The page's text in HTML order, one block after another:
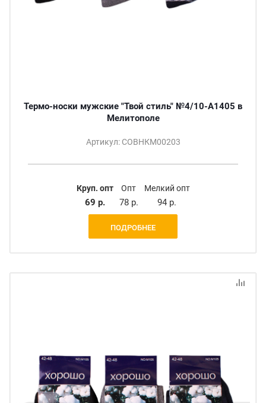
Термо-носки мужские "Твой стиль" №4/10-A1405 в
Мелитополе
Артикул: СОВНКМ00203
Круп. опт
69 р.
Опт
78 р.
Мелкий опт
94 р.
ПОДРОБНЕЕ